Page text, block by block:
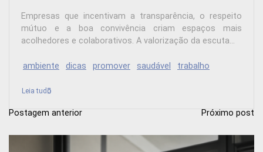
Empresas que incentivam a transparência, o respeito
mútuo e a boa convivência criam espaços mais
acolhedores e colaborativos. A valorização da escuta...
ambiente dicas promover saudável trabalho
Leia tudo
N
a
Postagem anterior Próximo post